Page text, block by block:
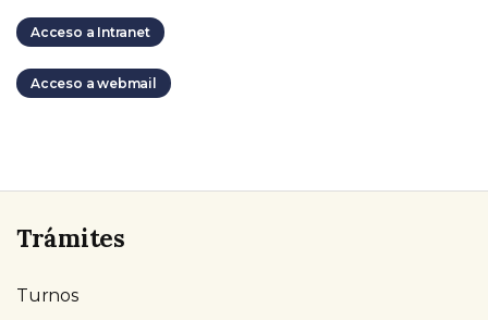
Acceso a Intranet
Acceso a webmail
Trámites
Turnos